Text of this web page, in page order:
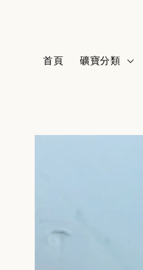
首頁 礦寶分類